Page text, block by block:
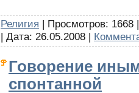
Религия | Просмотров:
| Дата: 26.05.2008 |
Говорение
спонтанной